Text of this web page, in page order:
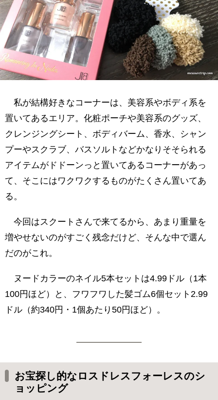
私が結構好きなコーナーは、美容系やボディ系を
置いてあるエリア。化粧ポーチや美容系のグッズ、
クレンジングシート、ボディバーム、香水、シャン
プーやスクラブ、バスソルトなどかなりそそられる
アイテムがドドーンっと置いてあるコーナーがあっ
て、そこにはワクワクするものがたくさん置いてあ
る。
今回はスクートさんで来てるから、あまり重量を
増やせないのがすごく残念だけど、そんな中で選ん
だのがこれ。
ヌードカラーのネイル5本セットは4.99ドル（1本
100円ほど）と、フワフワした髪ゴム6個セット2.99
ドル（約340円・1個あたり50円ほど）。
お宝探し的なロスドレスフォーレスのシ
ョッピング